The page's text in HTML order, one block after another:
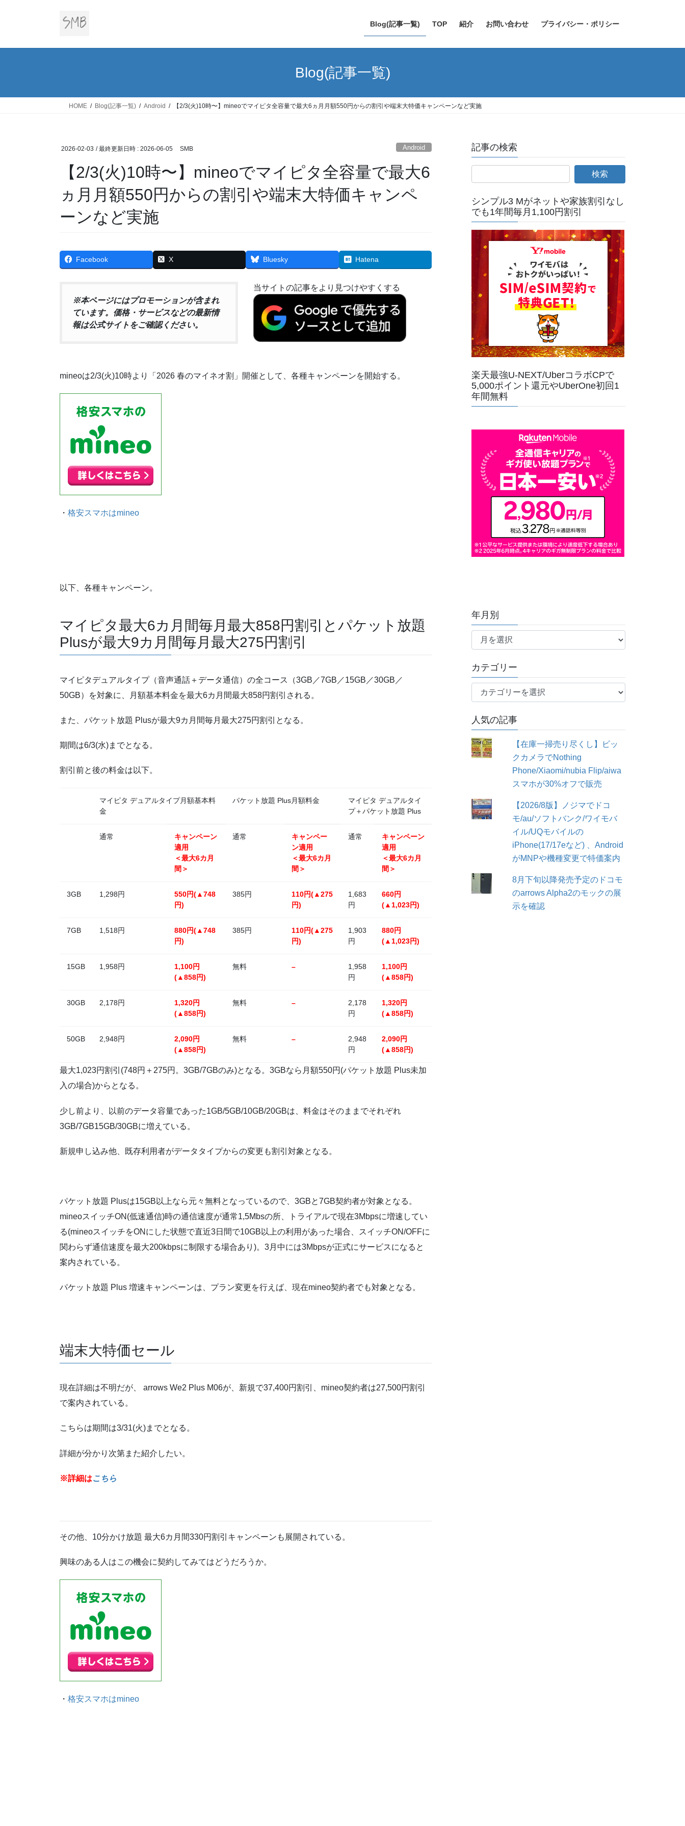
Blog(記事一覧) TOP 紹介 お問い合わせ プライバシー・ポリシー
Blog(記事一覧)
HOME Blog(記事一覧) Android 【2/3(火)10時〜】mineoでマイピタ全容量で最大6ヵ月月額550円からの割引や端末大特価キャンペーンなど実施
2026-02-03 / 最終更新日時 : 2026-06-05 SMB Android
【2/3(火)10時〜】mineoでマイピタ全容量で最大6
ヵ月月額550円からの割引や端末大特価キャンペ
ーンなど実施
Facebook X Bluesky Hatena
※本ページにはプロモーションが含まれ
ています。価格・サービスなどの最新情
報は公式サイトをご確認ください。
当サイトの記事をより見つけやすくする
mineoは2/3(火)10時より「2026 春のマイネオ割」開催として、各種キャンペーンを開始する。
・ 格安スマホはmineo
以下、各種キャンペーン。
マイピタ最大6カ月間毎月最大858円割引とパケット放題
Plusが最大9カ月間毎月最大275円割引
マイピタデュアルタイプ（音声通話＋データ通信）の全コース（3GB／7GB／15GB／30GB／
50GB）を対象に、月額基本料金を最大6カ月間最大858円割引される。
また、パケット放題 Plusが最大9カ月間毎月最大275円割引となる。
期間は6/3(水)までとなる。
割引前と後の料金は以下。
マイピタ デュアルタイプ月額基本料
金
パケット放題 Plus月額料金
マイピタ デュアルタイ
プ＋パケット放題 Plus
通常
キャンペーン
適用
＜最大6カ月
間＞
通常
キャンペー
ン適用
＜最大6カ月
間＞
通常
キャンペーン
適用
＜最大6カ月
間＞
3GB 1,298円 550円(▲748
円)
385円
110円(▲275
円)
1,683
円
660円
(▲1,023円)
7GB 1,518円
880円(▲748
円)
385円
110円(▲275
円)
1,903
円
880円
(▲1,023円)
15GB 1,958円
1,100円
(▲858円)
無料 –
1,958
円
1,100円
(▲858円)
30GB 2,178円
1,320円
(▲858円)
無料 –
2,178
円
1,320円
(▲858円)
50GB 2,948円
2,090円
(▲858円)
無料 –
2,948
円
2,090円
(▲858円)
最大1,023円割引(748円＋275円。3GB/7GBのみ)となる。3GBなら月額550円(パケット放題 Plus未加
入の場合)からとなる。
少し前より、以前のデータ容量であった1GB/5GB/10GB/20GBは、料金はそのままでそれぞれ
3GB/7GB15GB/30GBに増えている。
新規申し込み他、既存利用者がデータタイプからの変更も割引対象となる。
パケット放題 Plusは15GB以上なら元々無料となっているので、3GBと7GB契約者が対象となる。
mineoスイッチON(低速通信)時の通信速度が通常1,5Mbsの所、トライアルで現在3Mbpsに増速してい
る(mineoスイッチをONにした状態で直近3日間で10GB以上の利用があった場合、スイッチON/OFFに
関わらず通信速度を最大200kbpsに制限する場合あり)。3月中には3Mbpsが正式にサービスになると
案内されている。
パケット放題 Plus 増速キャンペーンは、プラン変更を行えば、現在mineo契約者でも対象となる。
端末大特価セール
現在詳細は不明だが、 arrows We2 Plus M06が、新規で37,400円割引、mineo契約者は27,500円割引
で案内されている。
こちらは期間は3/31(火)までとなる。
詳細が分かり次第また紹介したい。
※詳細はこちら
その他、10分かけ放題 最大6カ月間330円割引キャンペーンも展開されている。
興味のある人はこの機会に契約してみてはどうだろうか。
・ 格安スマホはmineo
記事の検索
シンプル3 Mがネットや家族割引なし
でも1年間毎月1,100円割引
楽天最強U-NEXT/UberコラボCPで
5,000ポイント還元やUberOne初回1
年間無料
年月別
年
カテゴリー
テ
リ
ー
人気の記事
【在庫一掃売り尽くし】ビッ
クカメラでNothing
Phone/Xiaomi/nubia Flip/aiwa
スマホが30%オフで販売
【2026/8版】ノジマでドコ
モ/au/ソフトバンク/ワイモバ
イル/UQモバイルの
iPhone(17/17eなど) 、Android
がMNPや機種変更で特価案内
8月下旬以降発売予定のドコモ
のarrows Alpha2のモックの展
示を確認